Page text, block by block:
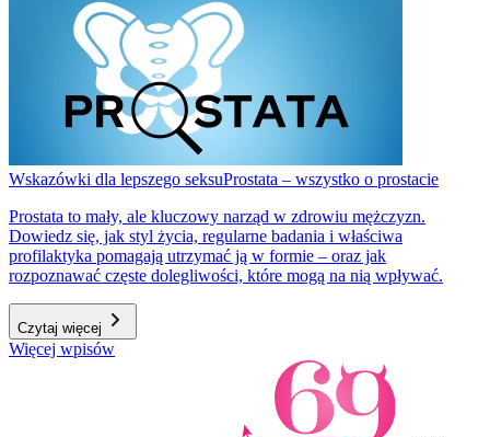
Wskazówki dla lepszego seksuProstata – wszystko o prostacie
Prostata to mały, ale kluczowy narząd w zdrowiu mężczyzn.
Dowiedz się, jak styl życia, regularne badania i właściwa
profilaktyka pomagają utrzymać ją w formie – oraz jak
rozpoznawać częste dolegliwości, które mogą na nią wpływać.
Czytaj więcej
Więcej wpisów